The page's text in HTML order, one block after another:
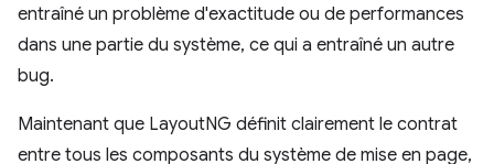
entraîné un problème d'exactitude ou de performances
dans une partie du système, ce qui a entraîné un autre
bug.
Maintenant que LayoutNG définit clairement le contrat
entre tous les composants du système de mise en page,